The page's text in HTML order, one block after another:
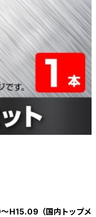
H15.09 （国内トップメ